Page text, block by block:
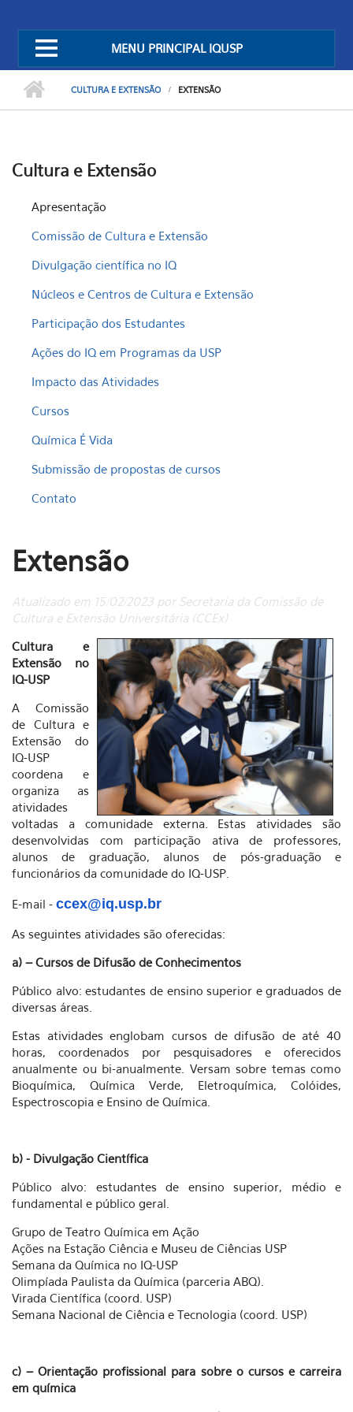
MENU PRINCIPAL IQUSP
CULTURA E EXTENSÃO EXTENSÃO
Cultura e Extensão
Apresentação
Comissão de Cultura e Extensão
Divulgação científica no IQ
Núcleos e Centros de Cultura e Extensão
Participação dos Estudantes
Ações do IQ em Programas da USP
Impacto das Atividades
Cursos
Química É Vida
Submissão de propostas de cursos
Contato
Extensão
Atualizado em 15/02/2023 por Secretaria da Comissão de
Cultura e Extensão Universitária (CCEx)
Cultura e
Extensão no
IQ-USP
A Comissão
de Cultura e
Extensão do
IQ-USP
coordena e
organiza as
atividades
voltadas a comunidade externa. Estas atividades são
desenvolvidas com participação ativa de professores,
alunos de graduação, alunos de pós-graduação e
funcionários da comunidade do IQ-USP.
E-mail - ccex@iq.usp.br
As seguintes atividades são oferecidas:
a) – Cursos de Difusão de Conhecimentos
Público alvo: estudantes de ensino superior e graduados de
diversas áreas.
Estas atividades englobam cursos de difusão de até 40
horas, coordenados por pesquisadores e oferecidos
anualmente ou bi-anualmente. Versam sobre temas como
Bioquímica, Química Verde, Eletroquímica, Colóides,
Espectroscopia e Ensino de Química.
b) - Divulgação Científica
Público alvo: estudantes de ensino superior, médio e
fundamental e público geral.
Grupo de Teatro Química em Ação
Ações na Estação Ciência e Museu de Ciências USP
Semana da Química no IQ-USP
Olimpíada Paulista da Química (parceria ABQ).
Virada Científica (coord. USP)
Semana Nacional de Ciência e Tecnologia (coord. USP)
c) – Orientação profissional para sobre o cursos e carreira
em química